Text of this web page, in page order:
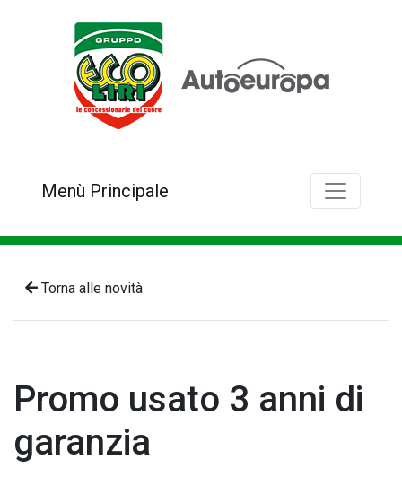
Menù Principale
Torna alle novità
Promo usato 3 anni di
garanzia